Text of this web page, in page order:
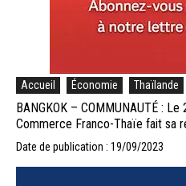
Accueil Économie Thaïlande
BANGKOK – COMMUNAUTÉ :
Commerce Franco-Thaïe fait sa
Date de publication : 19/09/2023